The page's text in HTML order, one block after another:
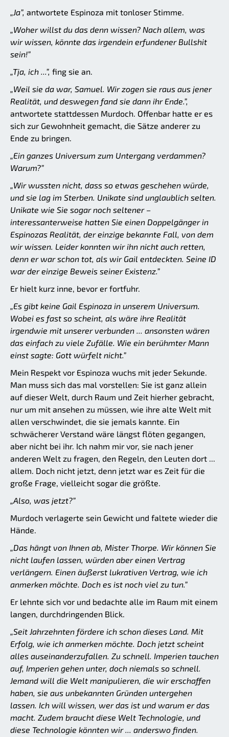
„Ja”, antwortete Espinoza mit tonloser Stimme.
„Woher willst du das denn wissen? Nach allem, was
wir wissen, könnte das irgendein erfundener Bullshit
sein!”
„Tja, ich ...”, fing sie an.
„Weil sie da war, Samuel. Wir zogen sie raus aus jener
Realität, und deswegen fand sie dann ihr Ende.”,
antwortete stattdessen Murdoch. Offenbar hatte er es
sich zur Gewohnheit gemacht, die Sätze anderer zu
Ende zu bringen.
„Ein ganzes Universum zum Untergang verdammen?
Warum?”
„Wir wussten nicht, dass so etwas geschehen würde,
und sie lag im Sterben. Unikate sind unglaublich selten.
Unikate wie Sie sogar noch seltener –
interessanterweise hatten Sie einen Doppelgänger in
Espinozas Realität, der einzige bekannte Fall, von dem
wir wissen. Leider konnten wir ihn nicht auch retten,
denn er war schon tot, als wir Gail entdeckten. Seine ID
war der einzige Beweis seiner Existenz.”
Er hielt kurz inne, bevor er fortfuhr.
„Es gibt keine Gail Espinoza in unserem Universum.
Wobei es fast so scheint, als wäre ihre Realität
irgendwie mit unserer verbunden ... ansonsten wären
das einfach zu viele Zufälle. Wie ein berühmter Mann
einst sagte: Gott würfelt nicht.”
Mein Respekt vor Espinoza wuchs mit jeder Sekunde.
Man muss sich das mal vorstellen: Sie ist ganz allein
auf dieser Welt, durch Raum und Zeit hierher gebracht,
nur um mit ansehen zu müssen, wie ihre alte Welt mit
allen verschwindet, die sie jemals kannte. Ein
schwächerer Verstand wäre längst flöten gegangen,
aber nicht bei ihr. Ich nahm mir vor, sie nach jener
anderen Welt zu fragen, den Regeln, den Leuten dort ...
allem. Doch nicht jetzt, denn jetzt war es Zeit für die
große Frage, vielleicht sogar die größte.
„Also, was jetzt?”
Murdoch verlagerte sein Gewicht und faltete wieder die
Hände.
„Das hängt von Ihnen ab, Mister Thorpe. Wir können Sie
nicht laufen lassen, würden aber einen Vertrag
verlängern. Einen äußerst lukrativen Vertrag, wie ich
anmerken möchte. Doch es ist noch viel zu tun.”
Er lehnte sich vor und bedachte alle im Raum mit einem
langen, durchdringenden Blick.
„Seit Jahrzehnten fördere ich schon dieses Land. Mit
Erfolg, wie ich anmerken möchte. Doch jetzt scheint
alles auseinanderzufallen. Zu schnell. Imperien tauchen
auf, Imperien gehen unter, doch niemals so schnell.
Jemand will die Welt manipulieren, die wir erschaffen
haben, sie aus unbekannten Gründen untergehen
lassen. Ich will wissen, wer das ist und warum er das
macht. Zudem braucht diese Welt Technologie, und
diese Technologie könnten wir ... anderswo finden.